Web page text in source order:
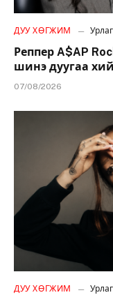
ДУУ ХӨГЖИМ Урлаг
Реппер A$AP
шинэ дуугаа
07/08/2026
ДУУ ХӨГЖИМ Урлаг